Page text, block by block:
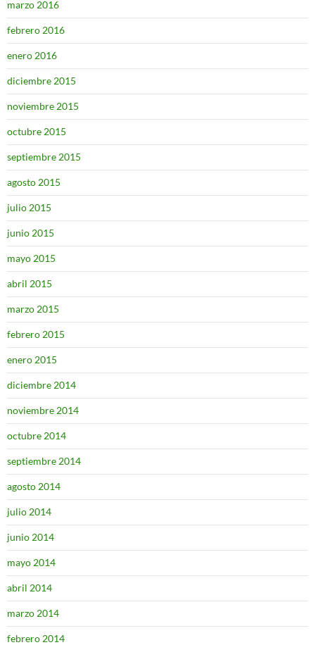
marzo 2016
febrero 2016
enero 2016
diciembre 2015
noviembre 2015
octubre 2015
septiembre 2015
agosto 2015
julio 2015
junio 2015
mayo 2015
abril 2015
marzo 2015
febrero 2015
enero 2015
diciembre 2014
noviembre 2014
octubre 2014
septiembre 2014
agosto 2014
julio 2014
junio 2014
mayo 2014
abril 2014
marzo 2014
febrero 2014